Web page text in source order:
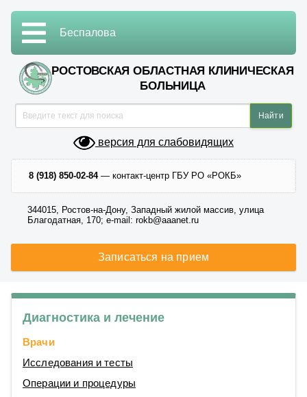
РОСТОВСКАЯ ОБЛАСТНАЯ КЛИНИЧЕСКАЯ
БОЛЬНИЦА
версия для слабовидящих
8 (918) 850-02-84— контакт-центр ГБУ РО «РОКБ»
344015, Ростов-на-Дону, Западный жилой массив, улица
Благодатная, 170; e-mail: rokb@aaanet.ru
Записаться на прием
Беспалова
Диагностика и лечение
Врачи
Исследования и тесты
Операции и процедуры